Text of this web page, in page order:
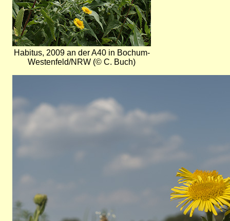
Habitus, 2009 an der A40 in Bochum-
Westenfeld/NRW (© C. Buch)